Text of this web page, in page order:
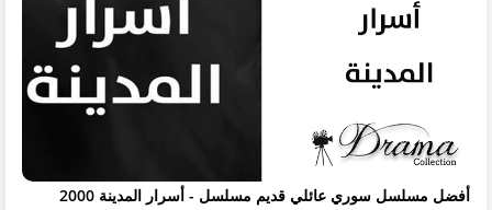
أفضل مسلسل سوري عائلي قديم مسلسل - أسرار المدينة 2000